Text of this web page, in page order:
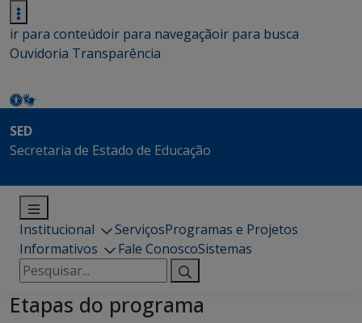
ir para conteúdoir para navegaçãoir para busca
Ouvidoria Transparência
SED
Secretaria de Estado de Educação
Institucional ServiçosProgramas e Projetos
Informativos
Fale ConoscoSistemas
Pesquisar
por:
Etapas do programa